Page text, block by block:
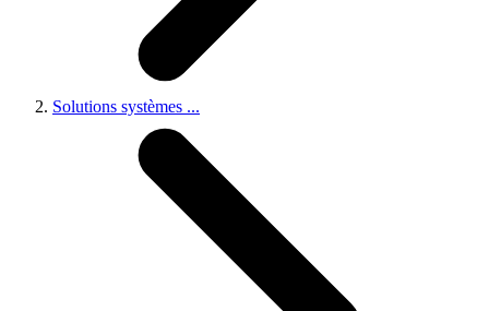
Solutions systèmes ...